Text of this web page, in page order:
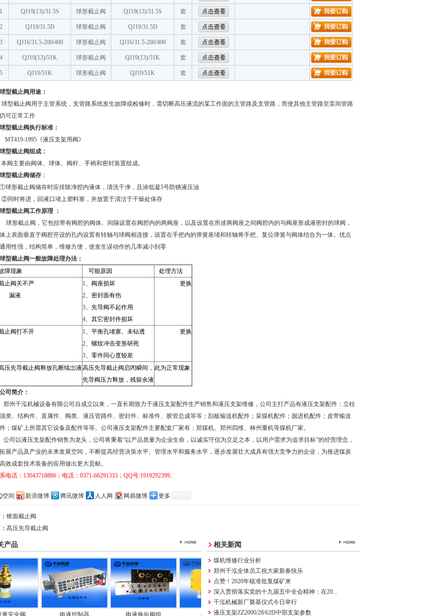
QJ19(13)/31.5S 球形截止阀 QJ19(13)/31.5S 套
QJ19/31.5D 球形截止阀 QJ19/31.5D 套
QJ16/31.5-200/400 球形截止阀 QJ16/31.5-200/400 套
QJ19(13)/51K 球形截止阀 QJ19(13)/51K 套
QJ19/51K 球形截止阀 QJ19/51K 套
型截止阀用途：
球型截止阀用于主管系统，支管路系统发生故障或检修时，需切断高压液流的某工作面的主管路及支管路，而使其他主管路至泵间管路
仍可正常工作
型截止阀执行标准：
MT419-1995 《液压支架用阀》
型截止阀组成：
本阀主要由阀体、球体、阀杆、手柄和密封装置组成。
型截止阀储存 ：
截止阀储存时应排除净腔内液体，清洗干净，且涂低凝5号防锈液压油
②同时将进，回液口堵上塑料塞，并放置于清洁于干燥处保存
球型截止阀工作原理 ：
球形截止阀，它包括带有阀腔的阀体、间隔设置在阀腔内的两阀座，以及设置在所述两阀座之间阀腔内的与阀座形成液密封的球阀，
上表面垂直于阀腔开设的孔内设置有转轴与球阀相连接，设置在手把内的弹簧座堵和转轴将手把、复位弹簧与阀体结合为一体。优点
用性强，结构简单，维修方便，使发生误动作的几率减小到零
型截止阀一般故障处理办法：
障现象
可能原因
处理方法
止阀关不严
漏液
1、阀座损坏
2、密封面有伤
3、先导阀不起作用
4、其它密封件损坏
更换
止阀打不开 1、平衡孔堵塞、未钻透
2、螺纹冲击变形研死
3、零件同心度较差
更换
压先导截止阀释放孔断续岀液高压先导截止阀启闭瞬间，
先导阀压力释放，残留余液
此为正常现象
司简介：
郑州千泓机械设备有限公司自成立以来，一直长期致力于液压支架配件生产销售和液压支架维修，公司主打产品有液压支架配件：立柱
类、结构件、直属件、阀类、液压管路件、密封件、标准件、胶管总成等等；刮板输送机配件；采煤机配件；掘进机配件；皮带输送
；煤矿上所需其它设备及配件等等。公司液压支架配件主要配套厂家有：郑煤机、郑州四维、林州重机等煤机厂家。
公司以液压支架配件销售为龙头，公司将秉着“以产品质量为企业生命，以诚实守信为立足之本，以用户需求为追求目标”的经营理念，
展产品及产业的未来发展空间，不断提高经营决策水平、管理水平和服务水平，逐步发展壮大成具有强大竞争力的企业，为推进煤炭
效成套技术装备的应用做出更大贡献。
电话： 13043718886 ； 电话：0371-66291333 ； QQ号:1919292399。
空间 新浪微博 腾讯微博 人人网 网易微博 更多
锥面截止阀
高压先导截止阀
产品
阀 电液控制器 电液换向阀组 稳压电源 耦合器
相关新闻
煤机维修行业分析
郑州千泓全体员工祝大家新春快乐
点赞！2020年核准批复煤矿来
深入贯彻落实党的十九届五中全会精神：在20...
千泓机械新厂奠基仪式今日举行
液压支架ZZ2000/28/62D中部支架参数